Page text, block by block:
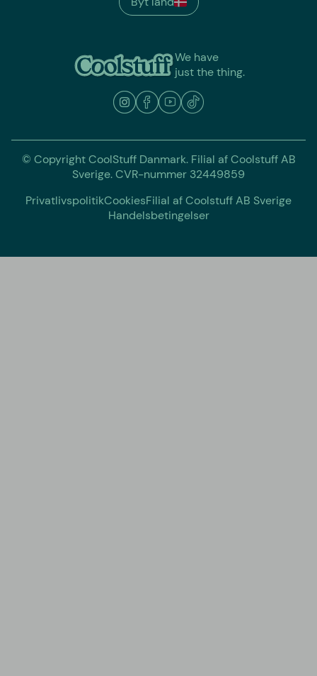
We have
just the thing.
© Copyright CoolStuff Danmark. Filial af Coolstuff AB
Sverige. CVR-nummer 32449859
PrivatlivspolitikCookiesFilial af Coolstuff AB Sverige
Handelsbetingelser